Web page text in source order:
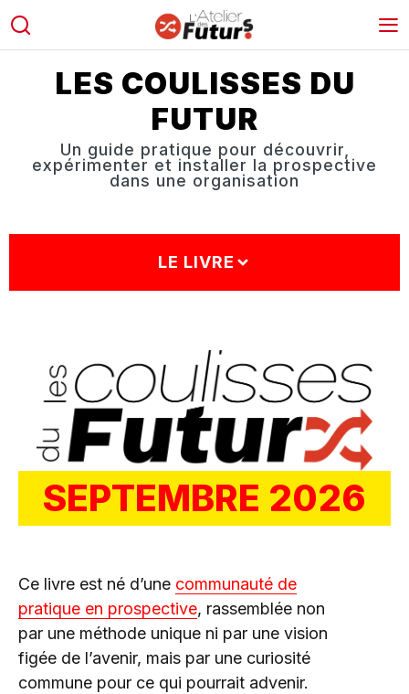
LES COULISSES DU
FUTUR
Un guide pratique pour découvrir,
expérimenter et installer la prospective
dans une organisation
LE LIVRE
SEPTEMBRE 2026
Ce livre est né d’une communauté de
pratique en prospective, rassemblée non
par une méthode unique ni par une vision
figée de l’avenir, mais par une curiosité
commune pour ce qui pourrait advenir.